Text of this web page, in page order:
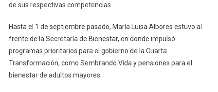
de sus respectivas competencias.
Hasta el 1 de septiembre pasado, María Luisa Albores estuvo al
frente de la Secretaría de Bienestar, en donde impulsó
programas prioritarios para el gobierno de la Cuarta
Transformación, como Sembrando Vida y pensiones para el
bienestar de adultos mayores.